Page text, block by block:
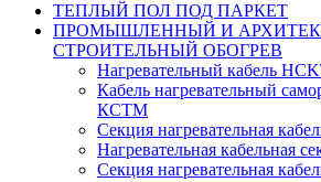
ТЕПЛЫЙ ПОЛ ПОД ПАРКЕТ
ПРОМЫШЛЕННЫЙ И
СТРОИТЕЛЬНЫЙ ОБОГРЕВ
Нагревательный кабель
Кабель нагревательный
КСТМ
Секция нагревательная
Нагревательная кабельная
Секция нагревательная